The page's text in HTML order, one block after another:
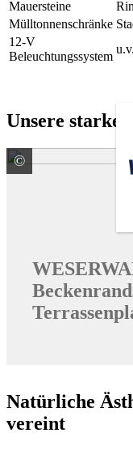
Mauersteine
Mülltonnenschränke
12-V
Beleuchtungssystem
Unsere starken
© WESER
Natürliche
vereint